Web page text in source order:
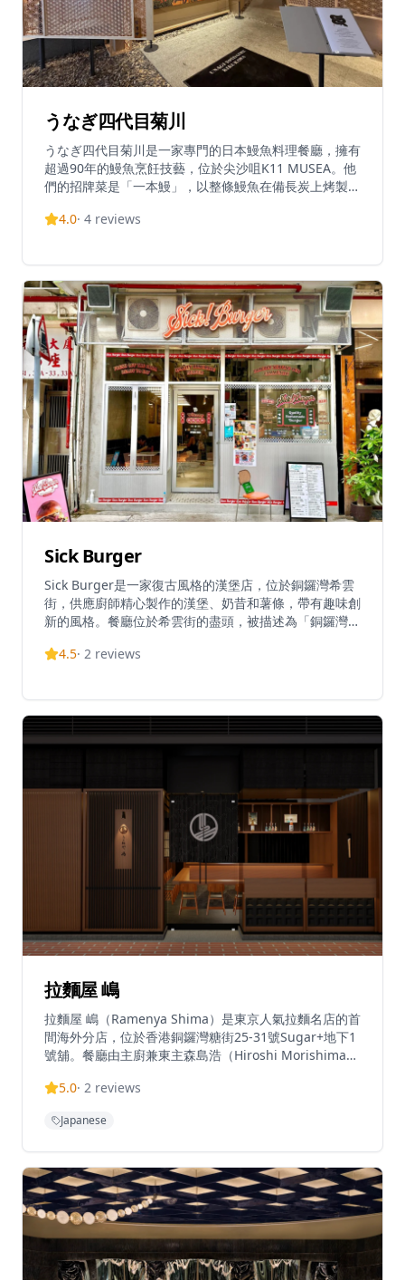
うなぎ四代目菊川
うなぎ四代目菊川是一家專門的日本鰻魚料理餐廳，擁有
超過90年的鰻魚烹飪技藝，位於尖沙咀K11 MUSEA。他
們的招牌菜是「一本鰻」，以整條鰻魚在備長炭上烤製而
以其卓越的品質和口感而聞名。餐廳提供約90分鐘的正
理，突顯了他們在鰻魚料理方面數十年的專業知識。
4.0· 4 reviews
Sick Burger
Sick Burger是一家復古風格的漢堡店，位於銅鑼灣希雲
街，供應廚師精心製作的漢堡、奶昔和薯條，帶有趣味創
新的風格。餐廳位於希雲街的盡頭，被描述為「銅鑼灣隱
項目如Scramble Sick!炒滑蛋漢堡，售價72港元。Sick
Burger在香港其他地區也有據點，並在Instagram上保
持活躍，展示他們受歡迎的漢堡創作。
4.5· 2 reviews
拉麵屋 嶋
拉麵屋 嶋（Ramenya Shima）是東京人氣拉麵名店的首
間海外分店，位於香港銅鑼灣糖街25-31號Sugar+地下1
號舖。餐廳由主廚兼東主森島浩（Hiroshi Morishima）
年）在日本美食評鑑網站Tabelog位列東京拉麵前三名，
京拉麵年度最佳新人大獎」，並於2022年及2025年獲得
牌清湯系（淡麗系）湯底：醬油拉麵以特調醬油調製，層
次豐富；白醬油拉麵以白松露油及黑松露醬提升鹽與醬油
的微妙平衡；鹽味拉麵則以鹽為基底，突顯食材的天然鮮
味。每款湯底均以近30種優質食材熬製，包括日本雞、
帶子、蜆、熟成鰹魚片、鯛魚頭、昆布及新鮮蔬菜，鮮味
層次豐富而不失清雅。麵條每日以五種麵粉人手製作，不
含添加劑，口感爽滑彈牙。每碗拉麵均配以四款叉燒，以
5.0· 2 reviews
Japanese